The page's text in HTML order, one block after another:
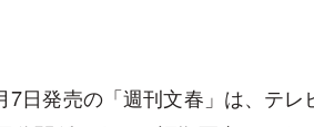
7日発売の「週刊文春」は、テ